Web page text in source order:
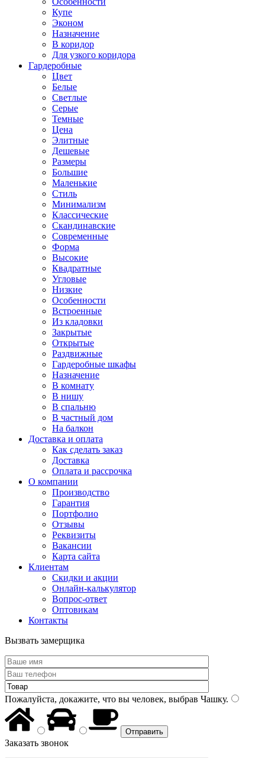
Купе
Эконом
Назначение
В коридор
Для узкого коридора
Гардеробные
Цвет
Белые
Светлые
Серые
Темные
Цена
Элитные
Дешевые
Размеры
Большие
Маленькие
Стиль
Минимализм
Классические
Скандинавские
Современные
Форма
Высокие
Квадратные
Угловые
Низкие
Особенности
Встроенные
Из кладовки
Закрытые
Открытые
Раздвижные
Гардеробные шкафы
Назначение
В комнату
В нишу
В спальню
В частный дом
На балкон
Доставка и оплата
Как сделать заказ
Доставка
Оплата и рассрочка
О компании
Производство
Гарантия
Портфолио
Отзывы
Реквизиты
Вакансии
Карта сайта
Клиентам
Скидки и акции
Онлайн-калькулятор
Вопрос-ответ
Оптовикам
Контакты
Вызвать замерщика
Пожалуйста, докажите, что вы человек, выбрав Чашку.
Заказать звонок